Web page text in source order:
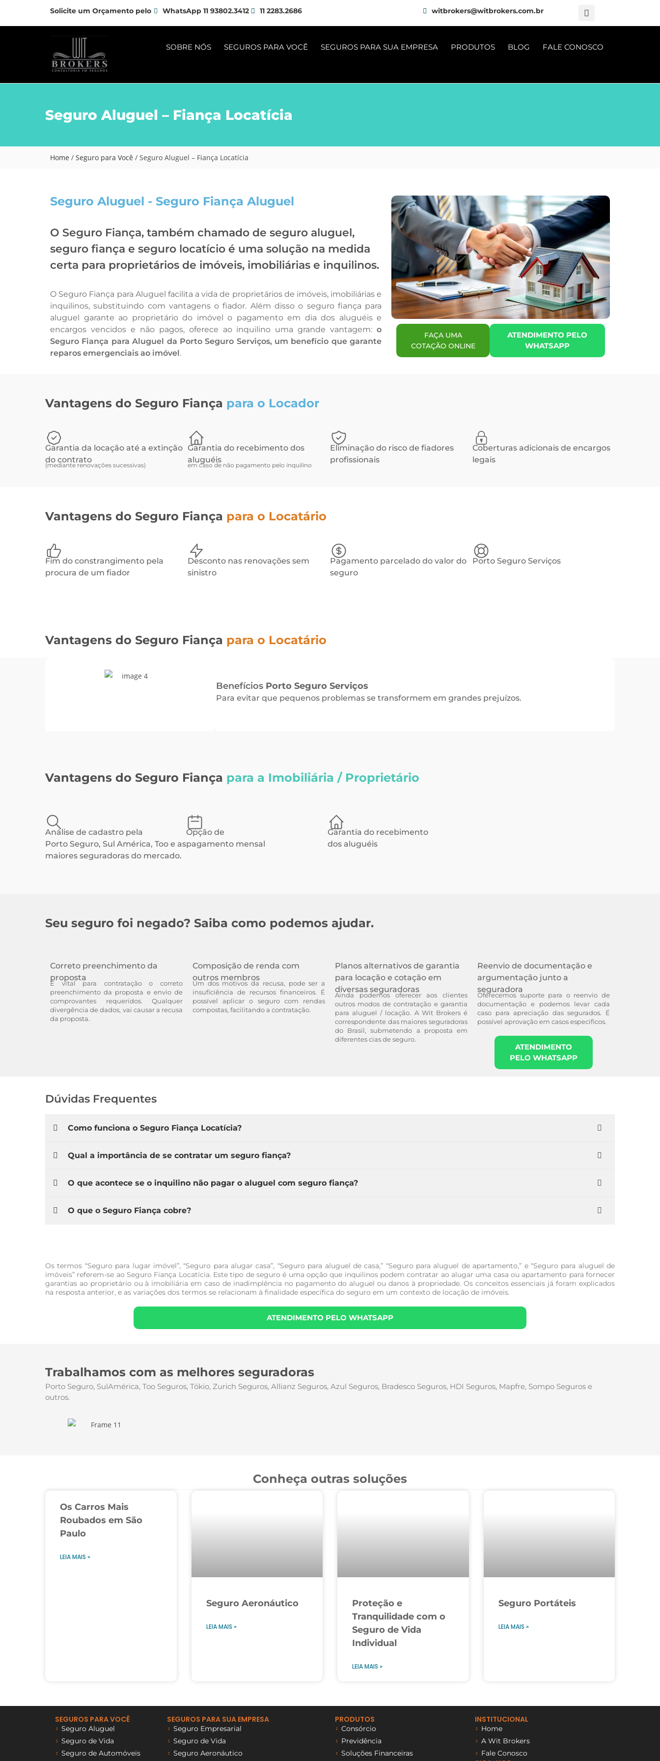
Solicite um Orçamento pelo WhatsApp 11 93802.3412 11 2283.2686 witbrokers@witbrokers.com.br
SOBRE NÓS SEGUROS PARA VOCÊ SEGUROS PARA SUA EMPRESA PRODUTOS BLOG FALE CONOSCO
Seguro Aluguel – Fiança Locatícia
Home / Seguro para Você / Seguro Aluguel – Fiança Locatícia
Seguro Aluguel - Seguro Fiança Aluguel
O Seguro Fiança, também chamado de seguro aluguel,
seguro fiança e seguro locatício é uma solução na medida
certa para proprietários de imóveis, imobiliárias e inquilinos.
O Seguro Fiança para Aluguel facilita a vida de proprietários de imóveis, imobiliárias e
inquilinos, substituindo com vantagens o fiador. Além disso o seguro fiança para
aluguel garante ao proprietário do imóvel o pagamento em dia dos aluguéis e
encargos vencidos e não pagos, oferece ao inquilino uma grande vantagem:o
Seguro Fiança para Aluguel da Porto Seguro Serviços, um benefício que garante
reparos emergenciais ao imóvel.
FAÇA UMA
COTAÇÃO ONLINE
ATENDIMENTO PELO
WHATSAPP
Vantagens do Seguro Fiança para o Locador
Garantia da locação até a extinção
do contrato
(mediante renovações sucessivas)
Garantia do recebimento dos
aluguéis
em caso de não pagamento pelo inquilino
Eliminação do risco de fiadores
profissionais
Coberturas adicionais de encargos
legais
Vantagens do Seguro Fiança para o Locatário
Fim do constrangimento pela
procura de um fiador
Desconto nas renovações sem
sinistro
Pagamento parcelado do valor do
seguro
Porto Seguro Serviços
Vantagens do Seguro Fiança para o Locatário
Benefícios Porto Seguro Serviços
Para evitar que pequenos problemas se transformem em grandes prejuízos.
Vantagens do Seguro Fiança para a Imobiliária / Proprietário
Análise de cadastro pela
Porto Seguro, Sul América, Too e as
maiores seguradoras do mercado.
Opção de
pagamento mensal
Garantia do recebimento
dos aluguéis
Seu seguro foi negado? Saiba como podemos ajudar.
Correto preenchimento da
proposta
É vital para contratação o correto
preenchimento da proposta e envio de
comprovantes requeridos. Qualquer
divergência de dados, vai causar a recusa
da proposta.
Composição de renda com
outros membros
Um dos motivos da recusa, pode ser a
insuficiência de recursos financeiros. É
possível aplicar o seguro com rendas
compostas, facilitando a contratação.
Planos alternativos de garantia
para locação e cotação em
diversas seguradoras
Ainda podemos oferecer aos clientes
outros modos de contratação e garantia
para aluguel / locação. A Wit Brokers é
correspondente das maiores seguradoras
do Brasil, submetendo a proposta em
diferentes cias de seguro.
Reenvio de documentação e
argumentação junto a
seguradora
Oferecemos suporte para o reenvio de
documentação e podemos levar cada
caso para apreciação das segurados. É
possível aprovação em casos específicos.
ATENDIMENTO
PELO WHATSAPP
Dúvidas Frequentes
Como funciona o Seguro Fiança Locatícia?
Qual a importância de se contratar um seguro fiança?
O que acontece se o inquilino não pagar o aluguel com seguro fiança?
O que o Seguro Fiança cobre?
Os termos “Seguro para lugar imóvel”, “Seguro para alugar casa”, “Seguro para aluguel de casa,” “Seguro para aluguel de apartamento,” e “Seguro para aluguel de
imóveis” referem-se ao Seguro Fiança Locatícia. Este tipo de seguro é uma opção que inquilinos podem contratar ao alugar uma casa ou apartamento para fornecer
garantias ao proprietário ou à imobiliária em caso de inadimplência no pagamento do aluguel ou danos à propriedade. Os conceitos essenciais já foram explicados
na resposta anterior, e as variações dos termos se relacionam à finalidade específica do seguro em um contexto de locação de imóveis.
ATENDIMENTO PELO WHATSAPP
Trabalhamos com as melhores seguradoras
Porto Seguro, SulAmérica, Too Seguros, Tókio, Zurich Seguros, Allianz Seguros, Azul Seguros, Bradesco Seguros, HDI Seguros, Mapfre, Sompo Seguros e
outros.
Conheça outras soluções
Os Carros Mais
Roubados em São
Paulo
LEIA MAIS »
Seguro Aeronáutico
LEIA MAIS »
Proteção e
Tranquilidade com o
Seguro de Vida
Individual
LEIA MAIS »
Seguro Portáteis
LEIA MAIS »
SEGUROS PARA VOCÊ
Seguro Aluguel
Seguro de Vida
Seguro de Automóveis
SEGUROS PARA SUA EMPRESA
Seguro Empresarial
Seguro de Vida
Seguro Aeronáutico
PRODUTOS
Consórcio
Previdência
Soluções Financeiras
INSTITUCIONAL
Home
A Wit Brokers
Fale Conosco